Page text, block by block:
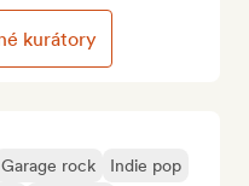
Garage rock
Indie pop
kurátory